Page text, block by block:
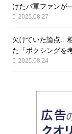
けたパ軍ファンが
2025.08.27
欠けていた論点…
た「ボクシングを
2025.08.24